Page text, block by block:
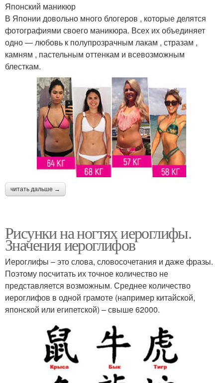
Японский маникюр
В Японии довольно много блогеров , которые делятся
фотографиями своего маникюра. Всех их объединяет
одно — любовь к полупрозрачным лакам , стразам ,
камням , пастельным оттенкам и всевозможным
блесткам.
читать дальше →
Рисунки на ногтях иероглифы.
Значения иероглифов
Иероглифы – это слова, словосочетания и даже фразы.
Поэтому посчитать их точное количество не
представляется возможным. Среднее количество
иероглифов в одной грамоте (например китайской,
японской или египетской) – свыше 62000.